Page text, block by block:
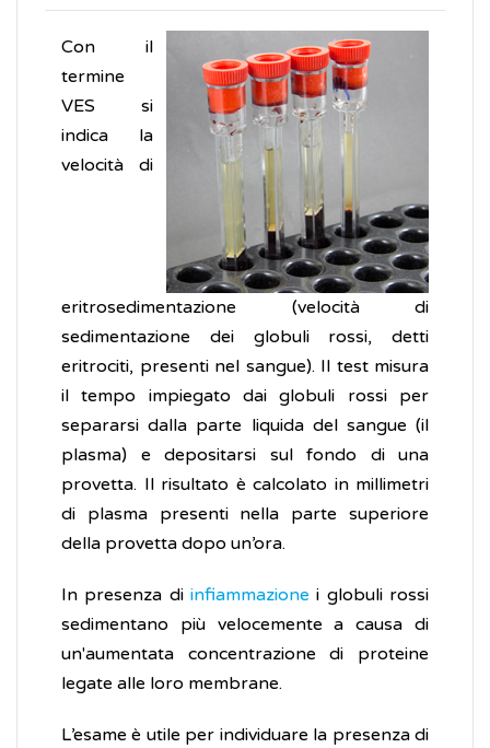
Con il
termine
VES si
indica la
velocità di
eritrosedimentazione (velocità di
sedimentazione dei globuli rossi, detti
eritrociti, presenti nel sangue). Il test misura
il tempo impiegato dai globuli rossi per
separarsi dalla parte liquida del sangue (il
plasma) e depositarsi sul fondo di una
provetta. Il risultato è calcolato in millimetri
di plasma presenti nella parte superiore
della provetta dopo un’ora.
In presenza di infiammazionei globuli rossi
sedimentano più velocemente a causa di
un'aumentata concentrazione di proteine
legate alle loro membrane.
L’esame è utile per individuare la presenza di